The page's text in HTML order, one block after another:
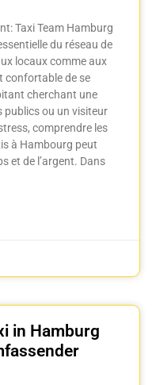
Taxi Team Hamburg
du réseau de
locaux comme aux
confortable de se
cherchant une
ou un visiteur
comprendre les
à Hambourg peut
et de l’argent. Dans
in Hamburg